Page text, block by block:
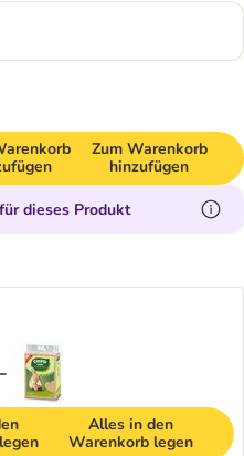
Zum Warenkorb
hinzufügen
dieses Produkt
Alles in den
Warenkorb legen